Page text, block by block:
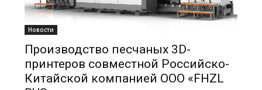
Новости
Производство песчаных 3D-
принтеров совместной Российско-
Китайской компанией ООО «FHZL